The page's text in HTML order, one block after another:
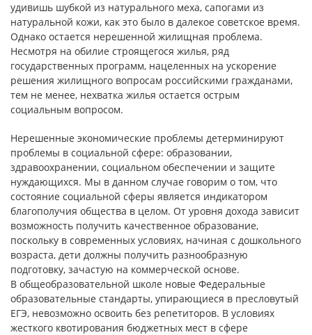
удивишь шубкой из натурального меха, сапогами из
натуральной кожи, как это было в далекое советское время.
Однако остается нерешенной жилищная проблема.
Несмотря на обилие строящегося жилья, ряд
государственных программ, нацеленных на ускорение
решения жилищного вопросам российскими гражданами,
тем не менее, нехватка жилья остается острым
социальным вопросом.
Нерешенные экономические проблемы детерминируют
проблемы в социальной сфере: образовании,
здравоохранении, социальном обеспечении и защите
нуждающихся. Мы в данном случае говорим о том, что
состояние социальной сферы является индикатором
благополучия общества в целом. От уровня дохода зависит
возможность получить качественное образование,
поскольку в современных условиях, начиная с дошкольного
возраста, дети должны получить разнообразную
подготовку, зачастую на коммерческой основе.
В общеобразовательной школе новые Федеральные
образовательные стандарты, упирающиеся в пресловутый
ЕГЭ, невозможно освоить без репетиторов. В условиях
жесткого квотирования бюджетных мест в сфере